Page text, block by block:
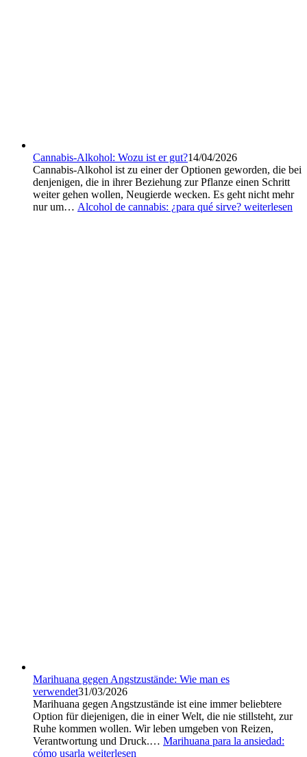
Cannabis-Alkohol: Wozu ist er gut?14/04/2026
Cannabis-Alkohol ist zu einer der Optionen geworden, die bei
denjenigen, die in ihrer Beziehung zur Pflanze einen Schritt
weiter gehen wollen, Neugierde wecken. Es geht nicht mehr
nur um… Alcohol de cannabis: ¿para qué sirve? weiterlesen
Marihuana gegen Angstzustände: Wie man es
verwendet31/03/2026
Marihuana gegen Angstzustände ist eine immer beliebtere
Option für diejenigen, die in einer Welt, die nie stillsteht, zur
Ruhe kommen wollen. Wir leben umgeben von Reizen,
Verantwortung und Druck.… Marihuana para la ansiedad:
cómo usarla weiterlesen